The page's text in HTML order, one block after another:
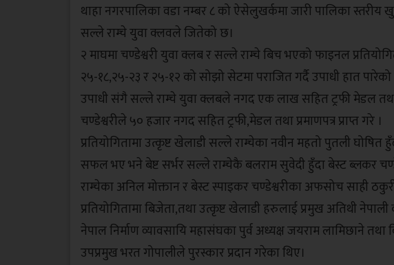
थाहा नगरपालिका वडा नम्बर ८ को ऐसेलुखर्कमा जारी पालिका स्तरीय
सल्ले राम्चे युवा क्लवले जितेको छ।
२ माघमा चण्डेश्वरी युवा क्लब र सल्ले राम्चे बिच भएको फाइनल
२५-१८,२५-२३ र २५-१२ को सोझो सेटमा पराजित गर्दै उपाधी हात पारेको
उपाधी संगै सल्ले राम्चे युवा क्लबले नगद एक लाख सहित ट्रफी मेडल तथा
चण्डेश्वरीले ५० हजार नगद सहित ट्रफी,मेडल तथा प्रमाणपत्र प्राप्त गरे ।
प्रतियोगितामा उत्कृष्ट खेलाडी सल्ले राम्चेका नवीन महतो पुतली
सफल भए भने बेष्ट सर्भर सल्ले राम्चेकै बलराम सुवेदी हुँदा बेस्ट ब्लकर
राम्चेका अनिल मोक्तान र बेस्ट स्पाइकर चण्डेश्वरीका अफसोच साही
प्रतियोगितामा बिजेता,तथा उत्कृष्ट खेलाडी हरुलाई प्रमुख अतिथी
नेपाल निर्माण व्यावसायि महासंघका पुर्व अध्यक्ष जयराम लामिछाने तथा
उपप्रमुख भरत गोपालीले पुरस्कार प्रदान गरेका थिए।